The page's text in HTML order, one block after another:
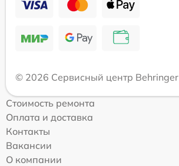
© 2026 Сервисный центр Behringer
Стоимость ремонта
Оплата и доставка
Контакты
Вакансии
О компании